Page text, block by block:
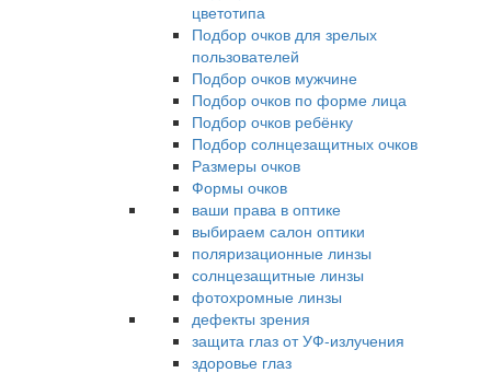
цветотипа
Подбор очков для зрелых
пользователей
Подбор очков мужчине
Подбор очков по форме лица
Подбор очков ребёнку
Подбор солнцезащитных очков
Размеры очков
Формы очков
ваши права в оптике
выбираем салон оптики
поляризационные линзы
солнцезащитные линзы
фотохромные линзы
дефекты зрения
защита глаз от УФ-излучения
здоровье глаз